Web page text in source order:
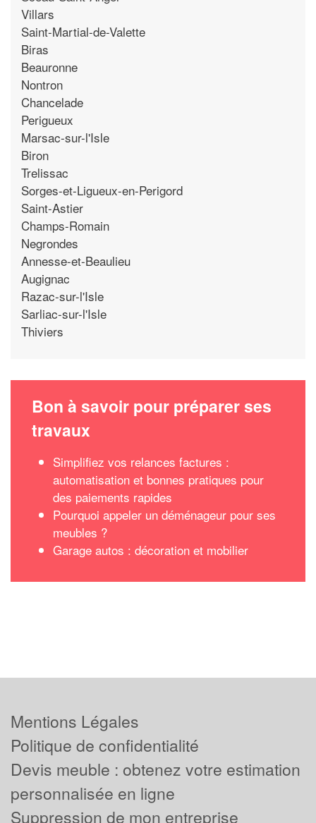
Villars
Saint-Martial-de-Valette
Biras
Beauronne
Nontron
Chancelade
Perigueux
Marsac-sur-l'Isle
Biron
Trelissac
Sorges-et-Ligueux-en-Perigord
Saint-Astier
Champs-Romain
Negrondes
Annesse-et-Beaulieu
Augignac
Razac-sur-l'Isle
Sarliac-sur-l'Isle
Thiviers
Bon à savoir pour préparer ses
travaux
Simplifiez vos relances factures :
automatisation et bonnes pratiques pour
des paiements rapides
Pourquoi appeler un déménageur pour ses
meubles ?
Garage autos : décoration et mobilier
Mentions Légales
Politique de confidentialité
Devis meuble : obtenez votre estimation
personnalisée en ligne
Suppression de mon entreprise